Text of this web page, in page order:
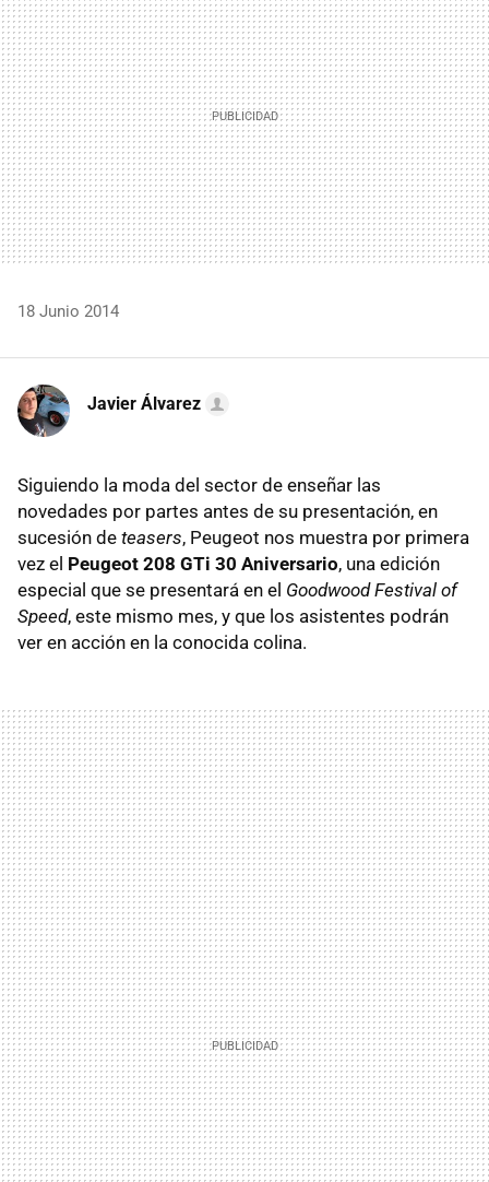
18 Junio 2014
Javier Álvarez
Siguiendo la moda del sector de enseñar las
novedades por partes antes de su presentación, en
sucesión de teasers, Peugeot nos muestra por primera
vez el Peugeot 208 GTi 30 Aniversario, una edición
especial que se presentará en el Goodwood Festival of
Speed, este mismo mes, y que los asistentes podrán
ver en acción en la conocida colina.